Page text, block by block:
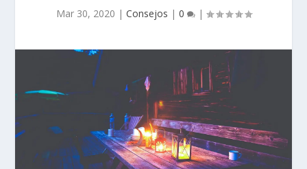
Mar 30, 2020 | Consejos | 0 |